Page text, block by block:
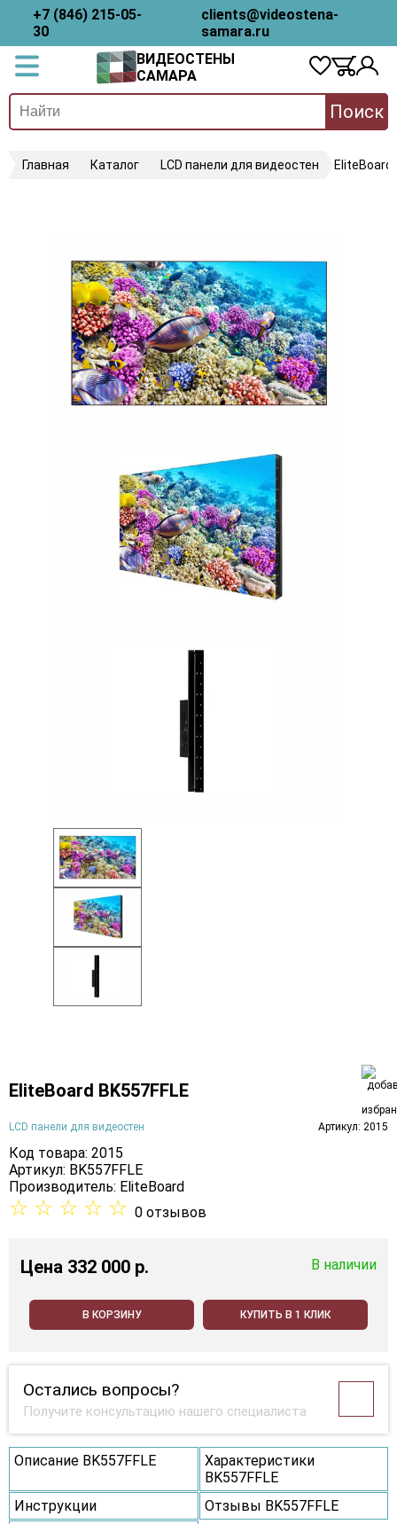
+7 (846) 215-05-
30
clients@videostena-
samara.ru
ВИДЕОСТЕНЫ
САМАРА
Поиск
Главная Каталог LCD панели для видеостен EliteBoard
EliteBoard BK557FFLE
LCD панели для видеостен Артикул: 2015
Код товара: 2015
Артикул: BK557FFLE
Производитель: EliteBoard
☆ ☆ ☆ ☆ ☆ 0 отзывов
Цена 332 000 p. В наличии
В КОРЗИНУ КУПИТЬ В 1 КЛИК
Остались вопросы?
Получите консультацию нашего специалиста
Описание BK557FFLE
Характеристики
BK557FFLE
Инструкции
Отзывы BK557FFLE